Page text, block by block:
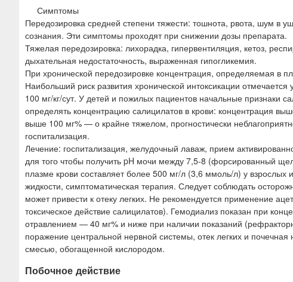
Симптомы
Передозировка средней степени тяжести: тошнота, рвота, шум в
сознания. Эти симптомы проходят при снижении дозы препарата.
Тяжелая передозировка: лихорадка, гипервентиляция, кетоз,
дыхательная недостаточность, выраженная гипогликемия.
При хронической передозировке концентрация, определяемая в
Наибольший риск развития хронической интоксикации
100 мг/кг/сут. У детей и пожилых пациентов начальные признаки
определять концентрацию салицилатов в крови: концентрация
выше 100 мг% — о крайне тяжелом, прогностически
госпитализация.
Лечение: госпитализация, желудочный лаваж, прием
для того чтобы получить pH мочи между 7,5-8 (форсированный
плазме крови составляет более 500 мг/л (3,6 ммоль/л) у
жидкости, симптоматическая терапия. Следует соблюдать
может привести к отеку легких. Не рекомендуется применение
токсическое действие салицилатов). Гемодиализ показан при
отравлением — 40 мг% и ниже при наличии показаний
поражение центральной нервной системы, отек легких и
смесью, обогащенной кислородом.
Побочное действие